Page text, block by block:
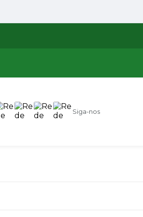
Siga-nos